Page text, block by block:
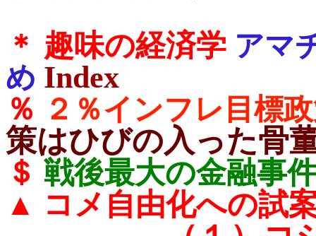
＊ 趣味の経済学 アマ
め Index
％ ２％インフレ目標
策はひびの入った骨
＄ 戦後最大の金融事
▲ コメ自由化への試